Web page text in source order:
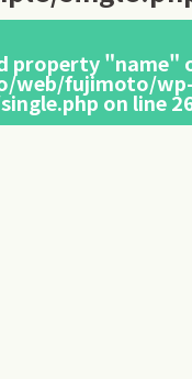
property "name"
web/fujimoto/
on line